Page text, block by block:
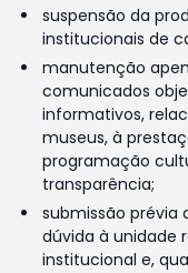
suspensão da
institucionais de
manutenção
comunicados
informativos,
museus, à
programação
transparência;
submissão prévia
dúvida à unidade
institucional e,